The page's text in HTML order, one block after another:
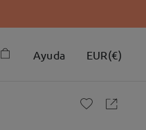
Ayuda EUR(€)